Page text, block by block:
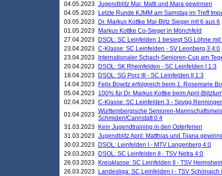
04.05.2023 Jugendblitz Mai: Matti und Mara gewinnen
04.05.2023
Letzte Runde KJMM am Samstag im Treff
03.05.2023
Dr. Markus Kottke Mai-Blitz Sieger mit 6 aus 6
01.05.2023
Markus Kottke Co-Sieger in Mönchfeld
27.04.2023
DSOL: SC Leinfelden 1 besiegt SG Löhne mit
23.04.2023 C-Klasse: SC Leinfelden - SV Leonberg 3 4:0
23.04.2023
Internationaler Schach-Senioren-Cup am
20.04.2023
DSOL: SK Rheinfelden - SC Leinfelden I 1:3
18.04.2023
DSOL: SG Porz III - SC Leinfelden II 1:3
14.04.2023
Felix Bowitz erfolgreich beim 1. Rosemarie
05.04.2023 100% für Dr. Markus Kottke beim April-
02.04.2023 C-Klasse: SC Leinfelden 3 - Spvgg
01.04.2023 Württembergische Senioren-
Schmiden/Cannstatt 0:4
31.03.2023
Kein Jugendtraining in den Osterferien
31.03.2023 Jugendblitz April: Matthias und Tijana
30.03.2023
DSOL: Leinfelden I - MTV Langenberg 4:0
29.03.2023
DSOL: SC Leinfelden II - TSV Netra 4:0
26.03.2023
Kreisklasse: SC Leinfelden II - TSV
26.03.2023
Landesliga: SC Leinfelden I - TSV Schönaich